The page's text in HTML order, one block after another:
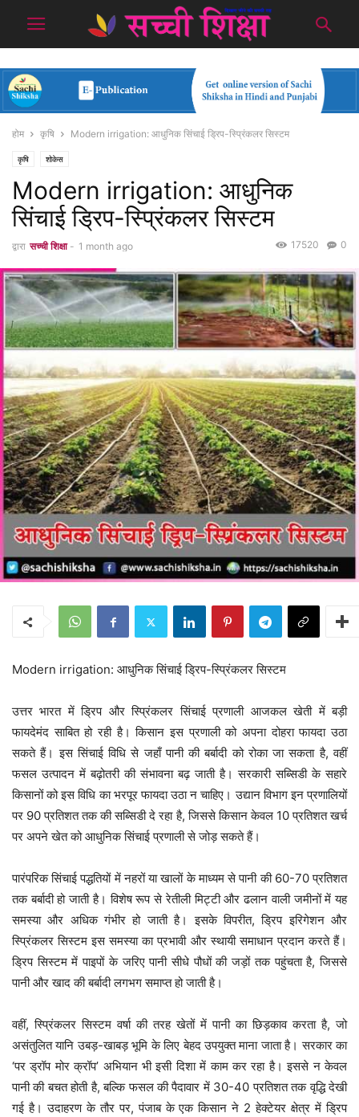
होम कृषि Modern irrigation: आधुनिक सिंचाई ड्रिप-स्प्रिंकलर सिस्टम
कृषि शोकेस
Modern irrigation: आधुनिक
सिंचाई ड्रिप-स्प्रिंकलर सिस्टम
द्वारा सच्ची शिक्षा - 1 month ago 0
17520
Modern irrigation: आधुनिक सिंचाई ड्रिप-स्प्रिंकलर सिस्टम
उत्तर भारत में ड्रिप और स्प्रिंकलर सिंचाई प्रणाली आजकल खेती में बड़ी
फायदेमंद साबित हो रही है। किसान इस प्रणाली को अपना दोहरा फायदा उठा
सकते हैं। इस सिंचाई विधि से जहाँ पानी की बर्बादी को रोका जा सकता है, वहीं
फसल उत्पादन में बढ़ोतरी की संभावना बढ़ जाती है। सरकारी सब्सिडी के सहारे
किसानों को इस विधि का भरपूर फायदा उठा न चाहिए। उद्यान विभाग इन प्रणालियों
पर 90 प्रतिशत तक की सब्सिडी दे रहा है, जिससे किसान केवल 10 प्रतिशत खर्च
पर अपने खेत को आधुनिक सिंचाई प्रणाली से जोड़ सकते हैं।
पारंपरिक सिंचाई पद्धतियों में नहरों या खालों के माध्यम से पानी की 60-70 प्रतिशत
तक बर्बादी हो जाती है। विशेष रूप से रेतीली मिट्टी और ढलान वाली जमीनों में यह
समस्या और अधिक गंभीर हो जाती है। इसके विपरीत, ड्रिप इरिगेशन और
स्प्रिंकलर सिस्टम इस समस्या का प्रभावी और स्थायी समाधान प्रदान करते हैं।
ड्रिप सिस्टम में पाइपों के जरिए पानी सीधे पौधों की जड़ों तक पहुंचता है, जिससे
पानी और खाद की बर्बादी लगभग समाप्त हो जाती है।
वहीं, स्प्रिंकलर सिस्टम वर्षा की तरह खेतों में पानी का छिड़काव करता है, जो
असंतुलित यानि उबड़-खाबड़ भूमि के लिए बेहद उपयुक्त माना जाता है। सरकार का
‘पर ड्रॉप मोर क्रॉप’ अभियान भी इसी दिशा में काम कर रहा है। इससे न केवल
पानी की बचत होती है, बल्कि फसल की पैदावार में 30-40 प्रतिशत तक वृद्धि देखी
गई है। उदाहरण के तौर पर, पंजाब के एक किसान ने 2 हेक्टेयर क्षेत्र में ड्रिप